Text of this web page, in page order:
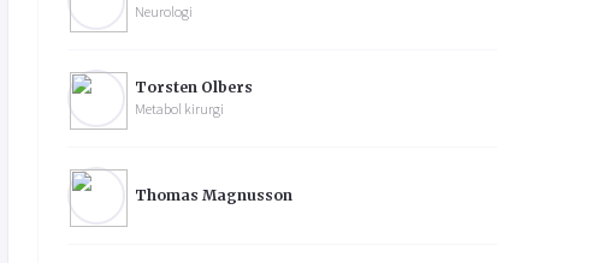
Neurologi
Torsten Olbers
Metabol kirurgi
Thomas Magnusson